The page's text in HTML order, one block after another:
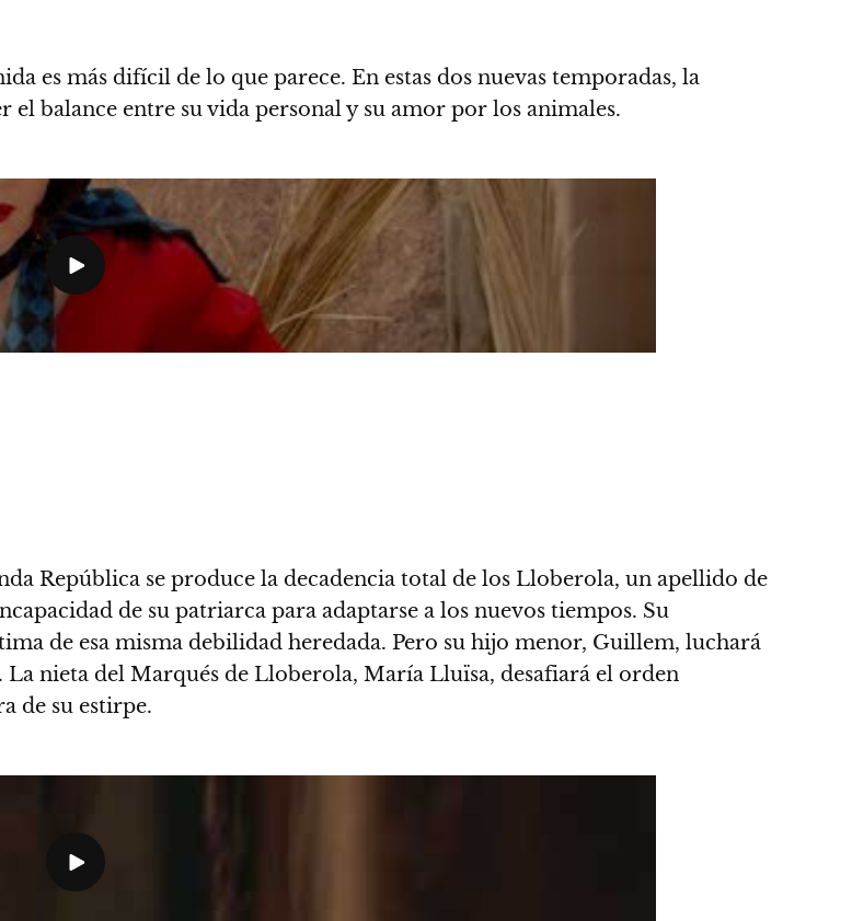
es más difícil de lo que parece. En estas dos nuevas temporadas, la
balance entre su vida personal y su amor por los animales.
República se produce la decadencia total de los Lloberola, un apellido de
de su patriarca para adaptarse a los nuevos tiempos. Su
de esa misma debilidad heredada. Pero su hijo menor, Guillem, luchará
nieta del Marqués de Lloberola, María Lluïsa, desafiará el orden
de su estirpe.